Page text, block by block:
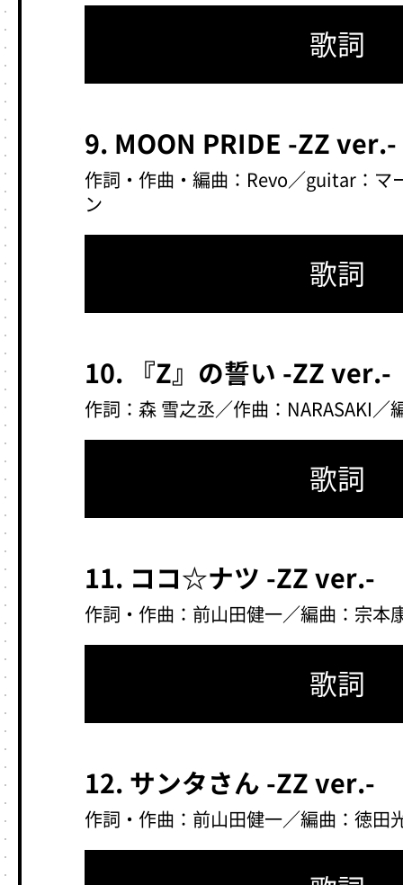
歌詞
9. MOON PRIDE -ZZ ver.-
作詞・作曲・編曲：Revo／guitar：マ
ン
歌詞
10. 『Z』の誓い -ZZ ver.-
作詞：森 雪之丞／作曲：NARASAKI／
歌詞
11. ココ☆ナツ -ZZ ver.-
作詞・作曲：前山田健一／編曲：宗本
歌詞
12. サンタさん -ZZ ver.-
作詞・作曲：前山田健一／編曲：徳田